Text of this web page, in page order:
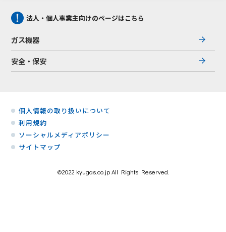
法人・個人事業主向けのページはこちら
ガス機器
安全・保安
個人情報の取り扱いについて
利用規約
ソーシャルメディアポリシー
サイトマップ
©2022 kyugas.co.jp All Rights Reserved.